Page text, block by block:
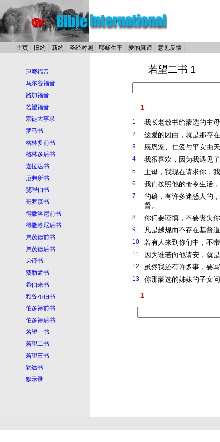
主页 旧约 新约 圣经对照 耶稣生平 爱的真谛 意见反馈
玛窦福音
马尔谷福音
路加福音
若望福音
宗徒大事录
罗马书
格林多前书
格林多后书
迦拉达书
厄弗所书
斐理伯书
哥罗森书
得撒洛尼前书
得撒洛尼后书
弟茂德前书
弟茂德后书
弟铎书
费肋孟书
希伯来书
雅各布伯书
伯多禄前书
伯多禄后书
若望一书
若望二书
若望三书
犹达书
默示录
若望二书 1
1
1 我长老致书给蒙选的主
2 这爱的因由，就是那存
3 愿恩宠、仁爱与平安由
4 我很喜欢，因为我遇见
5 主母，我现在请求你，
6 我们按照他的命令生活
7 的确，有许多迷惑人的
督。
8 你们要谨慎，不要丧失
9 凡是越规而不存在基督
10 若有人来到你们中，不
11 因为谁若向他请安，就
12 虽然我还有许多事，要
13 你那蒙选的姊妹的子女问
1